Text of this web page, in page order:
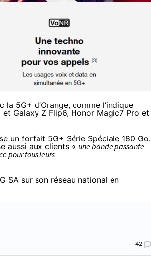
5G+ d’Orange, comme l’indique
et Galaxy Z Flip6, Honor Magic7 Pro et
un forfait 5G+ Série Spéciale 180
aussi aux clients « une bande passante
pour tous leurs
SA sur son réseau national en
42